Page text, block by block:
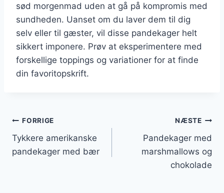
sød morgenmad uden at gå på kompromis med
sundheden. Uanset om du laver dem til dig
selv eller til gæster, vil disse pandekager helt
sikkert imponere. Prøv at eksperimentere med
forskellige toppings og variationer for at finde
din favoritopskrift.
Indlægsnavigation
FORRIGE
Tykkere amerikanske
pandekager med bær
NÆSTE
Pandekager med
marshmallows og
chokolade